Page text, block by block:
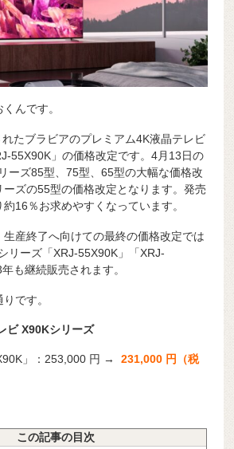
んです。
たブラビアのプレミアム4K液晶テレビ
55X90K」の価格改定です。4月13日の
ーズ85型、75型、65型の大幅な価格改
ーズの55型の価格改定となります。発売
16％お求めやすくなっています。
産終了へ向けての最終の価格改定では
リーズ「XRJ-55X90K」「XRJ-
も継続販売されます。
です。
ビ X90Kシリーズ
」：253,000 円 →
231,000 円（税
この記事の目次